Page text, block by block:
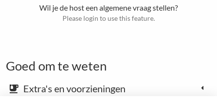
Wil je de host een algemene vraag stellen?
Please login to use this feature.
Goed om te weten
emoji_food_beverage Extra's en voorzieningen